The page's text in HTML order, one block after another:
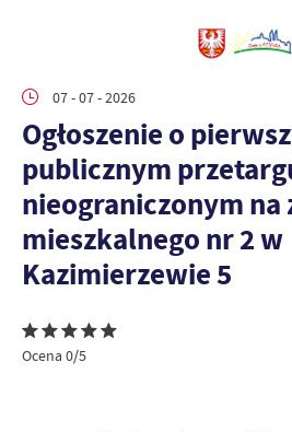
07 - 07 - 2026
Ogłoszenie o
publicznym
nieograniczonym
mieszkalnego nr 2 w
Kazimierzewie 5
Ocena 0/5